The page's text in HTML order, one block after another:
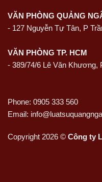
VĂN PHÒNG QUẢNG
- 127 Nguyễn Tự Tân, P
VĂN PHÒNG TP. HCM
- 389/74/6 Lê Văn Khương,
Phone: 0905 333 560
Email:
Copyright 2026 © Công ty